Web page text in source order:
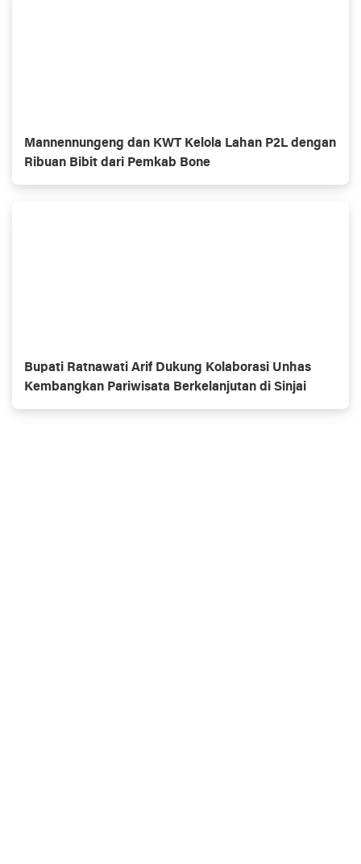
Mannennungeng dan KWT Kelola Lahan P2L dengan
Ribuan Bibit dari Pemkab Bone
Bupati Ratnawati Arif Dukung Kolaborasi Unhas
Kembangkan Pariwisata Berkelanjutan di Sinjai